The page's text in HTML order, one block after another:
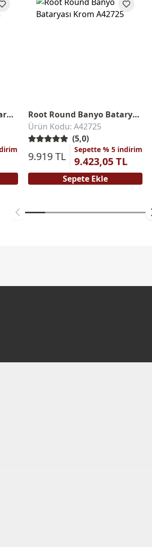
Root Round Lavabo Bataryası
Root Round Banyo Bataryası
Ürün Kodu: A42725
(5,0)
9.919 TL
Sepette % 5 indirim
9.423,05 TL
Sepete Ekle